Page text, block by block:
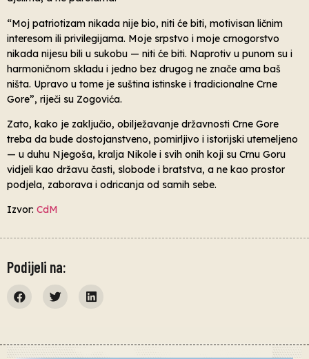
“Moj patriotizam nikada nije bio, niti će biti, motivisan ličnim
interesom ili privilegijama. Moje srpstvo i moje crnogorstvo
nikada nijesu bili u sukobu — niti će biti. Naprotiv u punom su i
harmoničnom skladu i jedno bez drugog ne znače ama baš
ništa. Upravo u tome je suština istinske i tradicionalne Crne
Gore”, riječi su Zogovića.
Zato, kako je zaključio, obilježavanje državnosti Crne Gore
treba da bude dostojanstveno, pomirljivo i istorijski utemeljeno
— u duhu Njegoša, kralja Nikole i svih onih koji su Crnu Goru
vidjeli kao državu časti, slobode i bratstva, a ne kao prostor
podjela, zaborava i odricanja od samih sebe.
Izvor: CdM
Podijeli na: